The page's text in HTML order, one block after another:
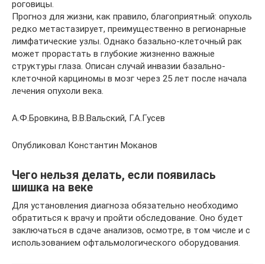
роговицы.
Прогноз для жизни, как правило, благоприятный: опухоль
редко метастазирует, преимущественно в регионарные
лимфатические узлы. Однако базально-клеточный рак
может прорастать в глубокие жизненно важные
структуры глаза. Описан случай инвазии базально-
клеточной карциномы в мозг через 25 лет после начала
лечения опухоли века.
А.Ф.Бровкина, В.В.Вальский, Г.А.Гусев
Опубликовал Константин Моканов
Чего нельзя делать, если появилась
шишка на веке
Для установления диагноза обязательно необходимо
обратиться к врачу и пройти обследование. Оно будет
заключаться в сдаче анализов, осмотре, в том числе и с
использованием офтальмологического оборудования.